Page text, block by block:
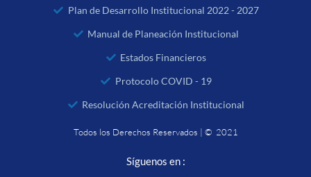
Plan de Desarrollo Institucional 2022 - 2027
Manual de Planeación Institucional
Estados Financieros
Protocolo COVID - 19
Resolución Acreditación Institucional
Todos los Derechos Reservados | © 2021
Síguenos en :